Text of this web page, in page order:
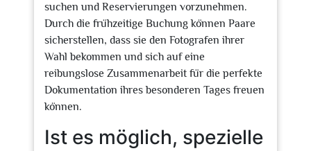
suchen und Reservierungen vorzunehmen.
Durch die frühzeitige Buchung können Paare
sicherstellen, dass sie den Fotografen ihrer
Wahl bekommen und sich auf eine
reibungslose Zusammenarbeit für die perfekte
Dokumentation ihres besonderen Tages freuen
können.
Ist es möglich, spezielle